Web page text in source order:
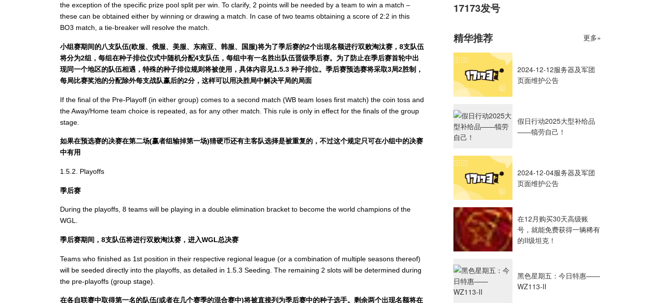
the exception of the specific prize pool split per win. To clarify, 2 points will be needed by a team to win a match –
these can be obtained either by winning or drawing a match. In case of two teams obtaining a score of 2:2 in this
BO3 match, a tie-breaker will resolve the match.
小组赛期间的八支队伍(欧服、俄服、美服、东南亚、韩服、国服)将为了季后赛的2个出现名额进行双败淘汰赛，8支队伍
将分为2组，每组在种子排位仪式中随机分配4支队伍，每组中有一名胜出队伍晋级季后赛。为了防止在季后赛首轮中出
现同一个地区的队伍相遇，特殊的种子排位规则将被使用，具体内容见1.5.3 种子排位。季后赛预选赛将采取3局2胜制，
每局比赛奖池的分配除外每支战队赢后的2分，这样可以用决胜局中解决平局的局面
If the final of the Pre-Playoff (in either group) comes to a second match (WB team loses first match) the coin toss and
the Away/Home team choice is repeated, as for any other match. This rule is only in effect for the finals of the group
stage.
如果在预选赛的决赛在第二场(赢者组输掉第一场)猜硬币还有主客队选择是被重复的，不过这个规定只可在小组中的决赛
中有用
1.5.2. Playoffs
季后赛
During the playoffs, 8 teams will be playing in a double elimination bracket to become the world champions of the
WGL.
季后赛期间，8支队伍将进行双败淘汰赛，进入WGL总决赛
Teams who finished as 1st position in their respective regional league (or a combination of multiple seasons thereof)
will be seeded directly into the playoffs, as detailed in 1.5.3 Seeding. The remaining 2 slots will be determined during
the pre-playoffs (group stage).
在各自联赛中取得第一名的队伍(或者在几个赛季的混合赛中)将被直接列为季后赛中的种子选手。剩余两个出现名额将在
17173发号
精华推荐 更多»
2024-12-12服务器及军团
页面维护公告
假日行动2025大型补给品
——犒劳自己！
2024-12-04服务器及军团
页面维护公告
在12月购买30天高级账
号，就能免费获得一辆稀有
的II级坦克！
黑色星期五：今日特惠——
WZ113-II